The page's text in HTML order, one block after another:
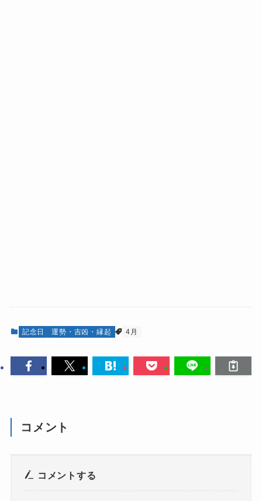
記念日 運勢・吉凶・縁起 4月
コメント
コメントする